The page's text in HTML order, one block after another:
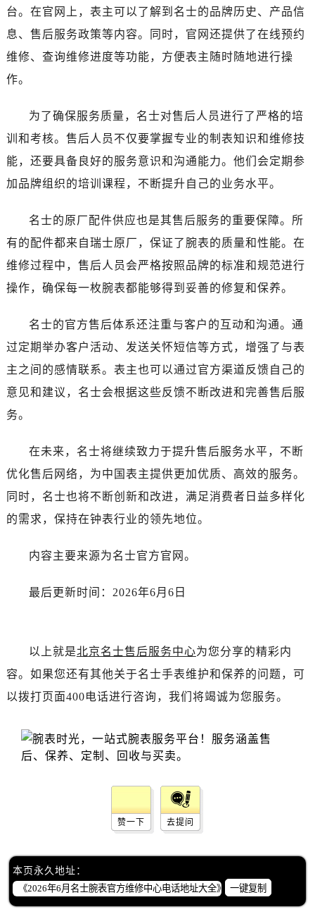
云南省迪庆藏族自治州香格里拉市长征大道名士售后服务中心（需提前预约）
云南省临沧市临翔区世纪路名士售后服务中心（需提前预约）
云南省曲靖市麒麟区学府路名士售后服务中心（需提前预约）
云南省文山壮族苗族自治州文山市东风路名士售后服务中心（需提前预约）
云南省西双版纳傣族自治州景洪市宣慰大道名士售后服务中心（需提前预约）
重庆市江北区观音桥步行街2号融恒时代广场9层902室名士售后服务中心（需提前预约）
新疆维吾尔自治区乌鲁木齐市天山区红山路26号时代广场（CCMALL）C座17层17-B名士售后服务中心（需提前预约）
浙江省温州市鹿城区锦绣路1067号置信广场10层1015室名士售后服务中心（需提前预约）
黑龙江省哈尔滨市道里区友谊西路600号富力中心T2座写字楼29层03室室名士售后服务中心（需提前预约）
广东省佛山市禅城区季华五路57号万科金融中心C座12层1205室名士售后服务中心（需提前预约）
广东省东莞市东城街道鸿福东路1号民盈国贸中心T1写字楼9层907室名士售后服务中心（需提前预约）
江苏省苏州市苏州工业园区 星港街199号苏州中心办公楼C座22层08室名士售后服务中心（需提前预约）
福建省泉州市丰泽区宝洲路729号浦西万达中心写字楼A座7楼709室名士售后服务中心（需提前预约）
山东省青岛市南区山东路6号华润大厦B座22层04室名士售后服务中心（需提前预约）
河北省唐山市路南区新华东道100号万达广场写字楼A座10层1002室名士售后服务中心（需提前预约）
台州市椒江区东海大道1800号腾达中心东1幢20楼2002室名士售后服务中心（需提前预约）
呼和浩特市玉泉区大学西街70号华润万象城写字楼（鄂尔多斯大厦）23层2326室名士售后服务中心（需提前预约）
节假日正常营业！
台。在官网上，表主可以了解到名士的品牌历史、产品信
息、售后服务政策等内容。同时，官网还提供了在线预约
维修、查询维修进度等功能，方便表主随时随地进行操
作。
为了确保服务质量，名士对售后人员进行了严格的培
训和考核。售后人员不仅要掌握专业的制表知识和维修技
能，还要具备良好的服务意识和沟通能力。他们会定期参
加品牌组织的培训课程，不断提升自己的业务水平。
名士的原厂配件供应也是其售后服务的重要保障。所
有的配件都来自瑞士原厂，保证了腕表的质量和性能。在
维修过程中，售后人员会严格按照品牌的标准和规范进行
操作，确保每一枚腕表都能够得到妥善的修复和保养。
名士的官方售后体系还注重与客户的互动和沟通。通
过定期举办客户活动、发送关怀短信等方式，增强了与表
主之间的感情联系。表主也可以通过官方渠道反馈自己的
意见和建议，名士会根据这些反馈不断改进和完善售后服
务。
在未来，名士将继续致力于提升售后服务水平，不断
优化售后网络，为中国表主提供更加优质、高效的服务。
同时，名士也将不断创新和改进，满足消费者日益多样化
的需求，保持在钟表行业的领先地位。
内容主要来源为名士官方官网。
最后更新时间：2026年6月6日
以上就是北京名士售后服务中心为您分享的精彩内
容。如果您还有其他关于名士手表维护和保养的问题，可
以拨打页面400电话进行咨询，我们将竭诚为您服务。
赞一下 去提问
本页永久地址：
一键复制